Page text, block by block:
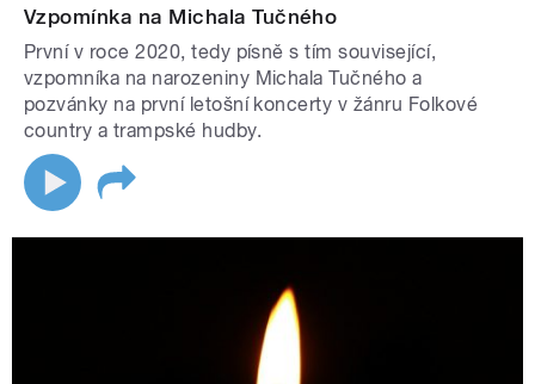
Vzpomínka na Michala Tučného
První v roce 2020, tedy písně s tím související,
vzpomníka na narozeniny Michala Tučného a
pozvánky na první letošní koncerty v žánru Folkové
country a trampské hudby.